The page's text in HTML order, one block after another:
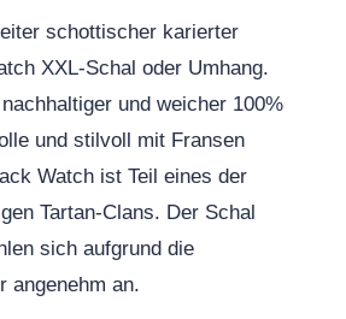
schottischer karierter
XXL-Schal oder Umhang.
und weicher 100%
und stilvoll mit Fransen
Watch ist Teil eines der
Tartan-Clans. Der Schal
sich aufgrund die
angenehm an.